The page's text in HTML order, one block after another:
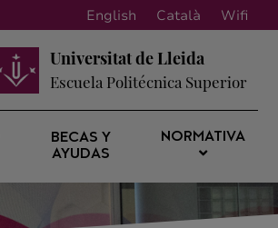
English Català Wifi
Universitat de Lleida
Escuela Politécnica Superior
BECAS Y
AYUDAS
NORMATIVA